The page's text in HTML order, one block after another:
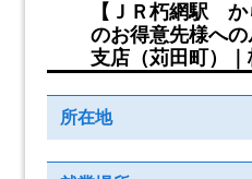
【ＪＲ朽網駅
のお得意先様へ
支店（苅田町）
所在地